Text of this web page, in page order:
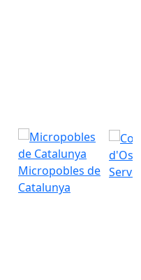
Micropobles de
Catalunya